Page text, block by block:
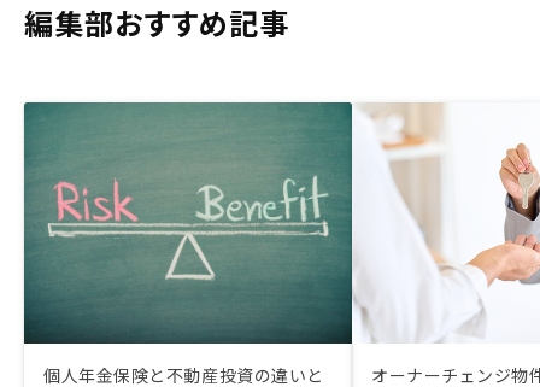
編集部おすすめ記事
個人年金保険と不動産投資の違いと
オーナーチェンジ物